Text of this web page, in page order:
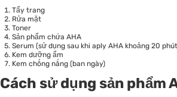
Tẩy trang
Rửa mặt
Toner
Sản phẩm chứa AHA
Serum (sử dụng sau khi aply AHA khoảng 20
Kem dưỡng ẩm
Kem chống nắng (ban ngày)
Cách sử dụng sản phẩm